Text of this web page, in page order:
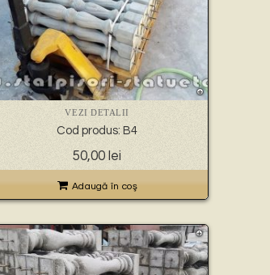
VEZI DETALII
Cod produs: B4
50,00 lei
Adaugă în coş